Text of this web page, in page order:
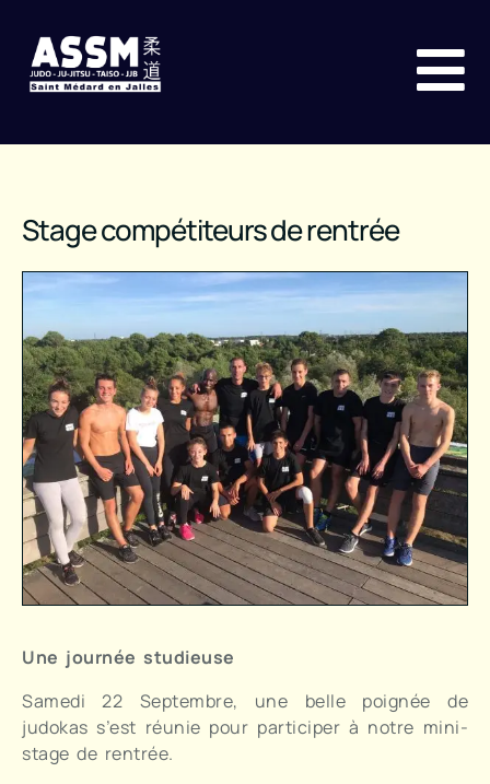
Stage compétiteurs de rentrée
Une journée studieuse
Samedi 22 Septembre, une belle poignée de
judokas s’est réunie pour participer à notre mini-
stage de rentrée.